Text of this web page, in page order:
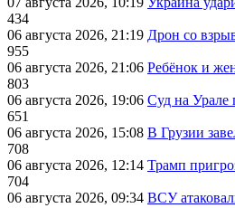
434
06 августа 2026, 21:19 Дрон со
955
06 августа 2026, 21:06 Ребёнок и
803
06 августа 2026, 19:06 Суд на Урале
651
06 августа 2026, 15:08 В Грузии
708
06 августа 2026, 12:14 Трамп
704
06 августа 2026, 09:34 ВСУ